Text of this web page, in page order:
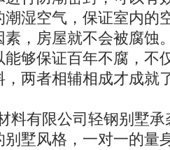
潮湿空气，保证室内的
素，房屋就不会被腐蚀
保证百年不腐，不
两者相辅相成才成就
有限公司轻钢别墅承
墅风格，一对一的量